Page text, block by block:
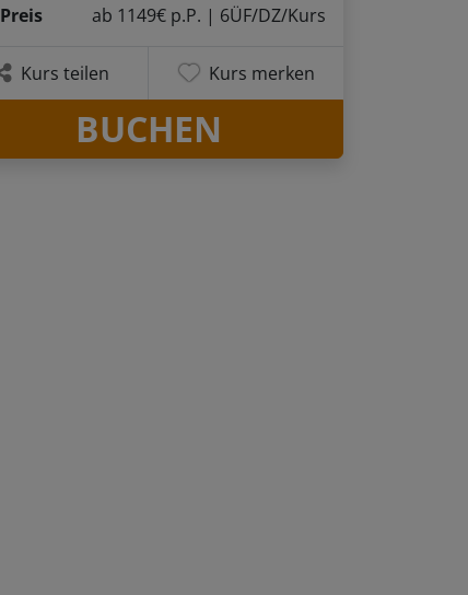
Preis
ab 1149€ p.P. | 6ÜF/DZ/Kurs
Kurs teilen Kurs merken
BUCHEN